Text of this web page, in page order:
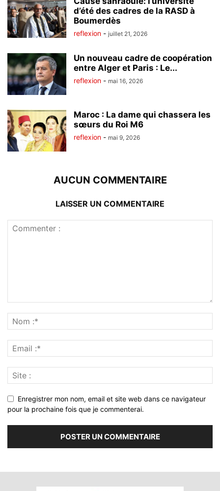
d’été des cadres de la RASD à
Boumerdès
reflexion - juillet 21, 2026
Un nouveau cadre de coopération
entre Alger et Paris : Le...
reflexion - mai 16, 2026
Maroc : La dame qui chassera les
sœurs du Roi M6
reflexion - mai 9, 2026
AUCUN COMMENTAIRE
LAISSER UN COMMENTAIRE
Enregistrer mon nom, email et site web dans ce navigateur
pour la prochaine fois que je commenterai.